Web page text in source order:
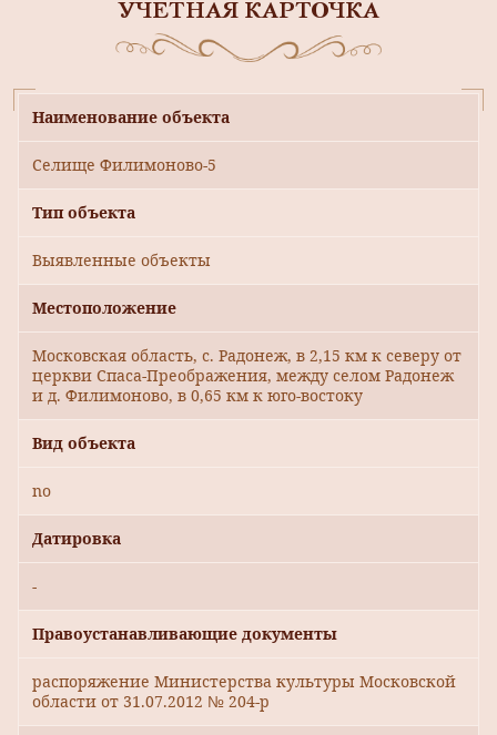
УЧЕТНАЯ КАРТОЧКА
Наименование объекта
Селище Филимоново-5
Тип объекта
Выявленные объекты
Местоположение
Московская область, с. Радонеж, в 2,15 км к северу от
церкви Спаса-Преображения, между селом Радонеж
и д. Филимоново, в 0,65 км к юго-востоку
Вид объекта
no
Датировка
-
Правоустанавливающие документы
распоряжение Министерства культуры Московской
области от 31.07.2012 № 204-р